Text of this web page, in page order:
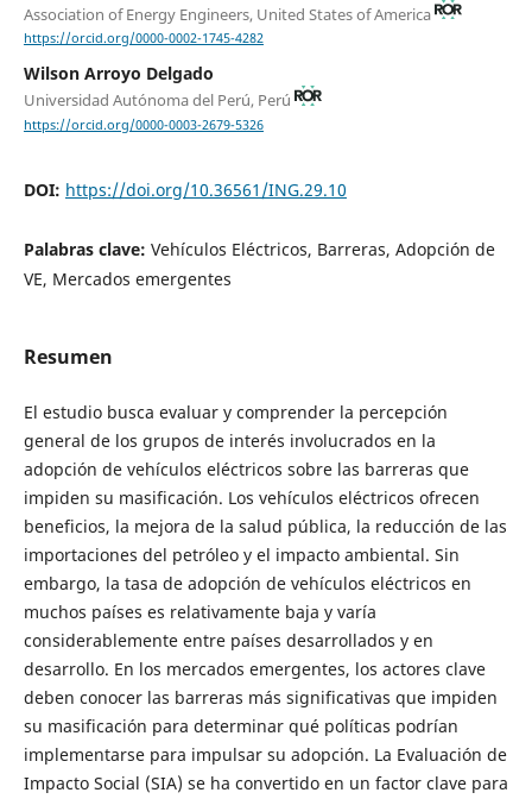
Association of Energy Engineers, United States of America
https://orcid.org/0000-0002-1745-4282
Wilson Arroyo Delgado
Universidad Autónoma del Perú, Perú
https://orcid.org/0000-0003-2679-5326
DOI: https://doi.org/10.36561/ING.29.10
Palabras clave: Vehículos Eléctricos, Barreras, Adopción de
VE, Mercados emergentes
Resumen
El estudio busca evaluar y comprender la percepción
general de los grupos de interés involucrados en la
adopción de vehículos eléctricos sobre las barreras que
impiden su masificación. Los vehículos eléctricos ofrecen
beneficios, la mejora de la salud pública, la reducción de las
importaciones del petróleo y el impacto ambiental. Sin
embargo, la tasa de adopción de vehículos eléctricos en
muchos países es relativamente baja y varía
considerablemente entre países desarrollados y en
desarrollo. En los mercados emergentes, los actores clave
deben conocer las barreras más significativas que impiden
su masificación para determinar qué políticas podrían
implementarse para impulsar su adopción. La Evaluación de
Impacto Social (SIA) se ha convertido en un factor clave para